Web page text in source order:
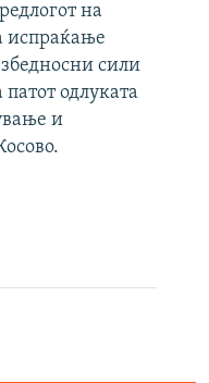
на
испраќање
сили
одлуката
и